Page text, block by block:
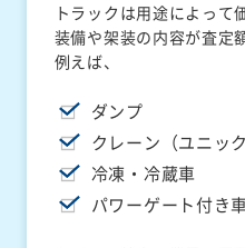
トラックは用途によって
装備や架装の内容が査定
例えば、
ダンプ
クレーン（ユニッ
冷凍・冷蔵車
パワーゲート付き